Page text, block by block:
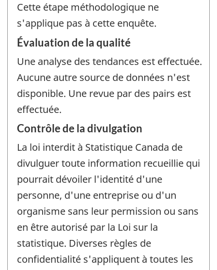
Cette étape méthodologique ne
s'applique pas à cette enquête.
Évaluation de la qualité
Une analyse des tendances est effectuée.
Aucune autre source de données n'est
disponible. Une revue par des pairs est
effectuée.
Contrôle de la divulgation
La loi interdit à Statistique Canada de
divulguer toute information recueillie qui
pourrait dévoiler l'identité d'une
personne, d'une entreprise ou d'un
organisme sans leur permission ou sans
en être autorisé par la Loi sur la
statistique. Diverses règles de
confidentialité s'appliquent à toutes les